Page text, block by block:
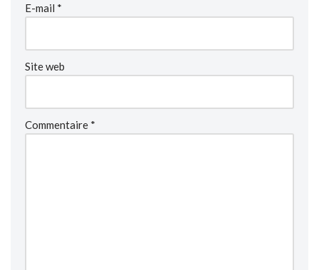
E-mail *
Site web
Commentaire *